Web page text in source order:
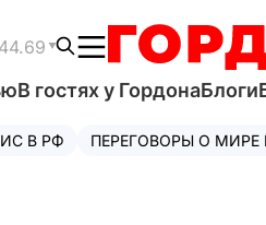
В гостях у ГордонаБлоги
В РФ ПЕРЕГОВОРЫ О МИРЕ